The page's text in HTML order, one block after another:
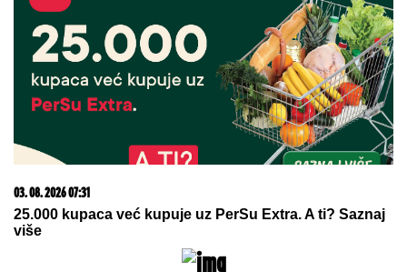
Evo u kojim banjama važi vaučer od 10.000 dinara -
kompletan spisak destinacija u Srbiji